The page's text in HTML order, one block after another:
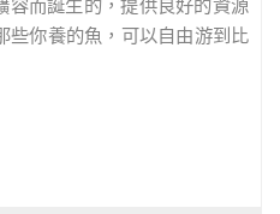
容而誕生的，提供良好的資源
些你養的魚，可以自由游到比